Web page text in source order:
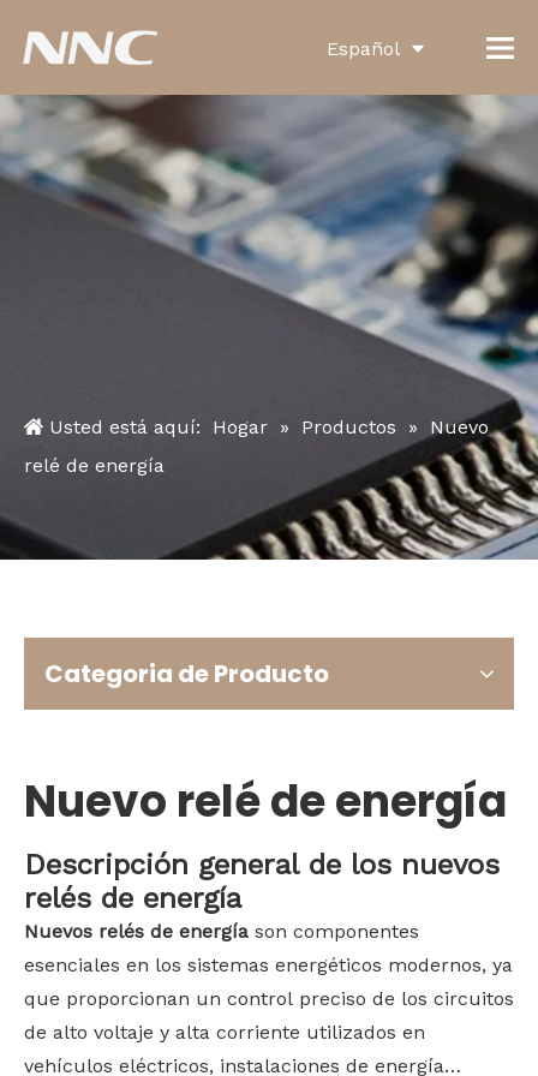
Español
العربية
Français
Pусский
Português
한국어
Türk dili
Bahasa indonesia
Usted está aquí: Hogar » Productos »
Nuevo
relé de energía
Categoria de Producto
Nuevo relé de energía
Descripción general de los nuevos
relés de energía
Nuevos relés de energía son componentes
esenciales en los sistemas energéticos modernos, ya
que proporcionan un control preciso de los circuitos
de alto voltaje y alta corriente utilizados en
vehículos eléctricos, instalaciones de energía